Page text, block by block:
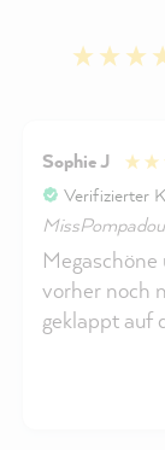
Sophie J
Verifizierter
vorher noch
geklappt auf